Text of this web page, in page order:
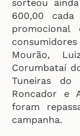
sorteou
600,00
promocional
Mourão,
Corumbataí
Tuneiras do
Roncador e
foram
campanha.